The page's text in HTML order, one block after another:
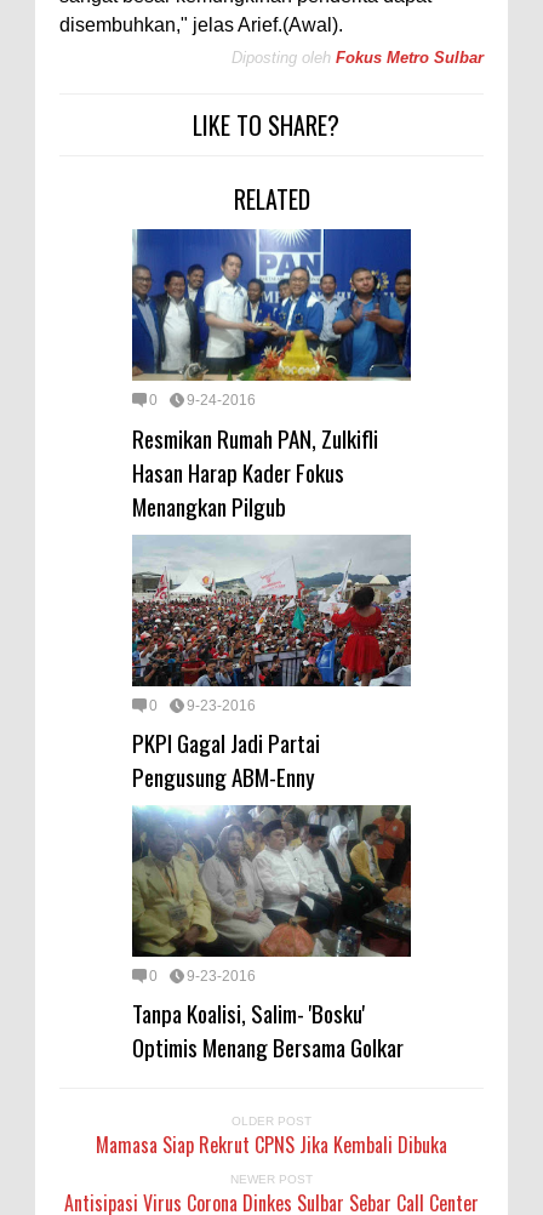
disembuhkan," jelas Arief.(Awal).
Diposting oleh Fokus Metro Sulbar
LIKE TO SHARE?
RELATED
0 9-24-2016
Resmikan Rumah PAN, Zulkifli
Hasan Harap Kader Fokus
Menangkan Pilgub
0 9-23-2016
PKPI Gagal Jadi Partai
Pengusung ABM-Enny
0 9-23-2016
Tanpa Koalisi, Salim- 'Bosku'
Optimis Menang Bersama Golkar
OLDER POST
Mamasa Siap Rekrut CPNS Jika Kembali Dibuka
NEWER POST
Antisipasi Virus Corona Dinkes Sulbar Sebar Call Center